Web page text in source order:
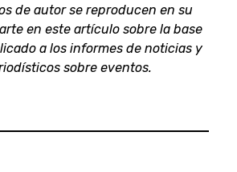
de autor se reproducen en su
en este artículo sobre la base
a los informes de noticias y
sobre eventos.